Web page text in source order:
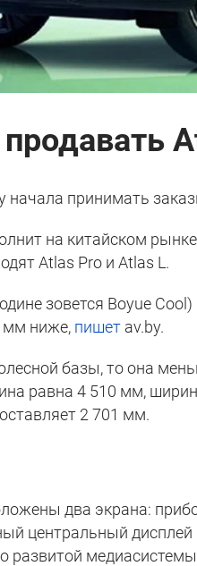
начала принимать
на китайском
Atlas Pro и Atlas L.
зовется Boyue
мм ниже, пишет av.by.
базы, то она
равна 4 510 мм,
2 701 мм.
два экрана:
центральный